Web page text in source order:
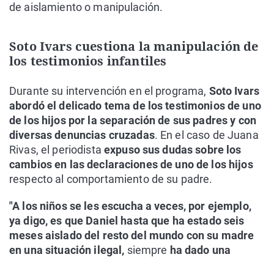
de aislamiento o manipulación.
Soto Ivars cuestiona la manipulación de
los testimonios infantiles
Durante su intervención en el programa, Soto Ivars
abordó el delicado tema de los testimonios de uno
de los hijos por la separación de sus padres y con
diversas denuncias cruzadas. En el caso de Juana
Rivas, el periodista expuso sus dudas sobre los
cambios en las declaraciones de uno de los hijos
respecto al comportamiento de su padre.
"A los niños se les escucha a veces, por ejemplo,
ya digo, es que Daniel hasta que ha estado seis
meses aislado del resto del mundo con su madre
en una situación ilegal, siempre ha dado una